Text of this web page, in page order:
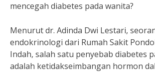
mencegah diabetes pada wanita?
Menurut dr. Adinda Dwi Lestari,
endokrinologi dari Rumah Sakit
Indah, salah satu penyebab diabetes
adalah ketidakseimbangan hormon